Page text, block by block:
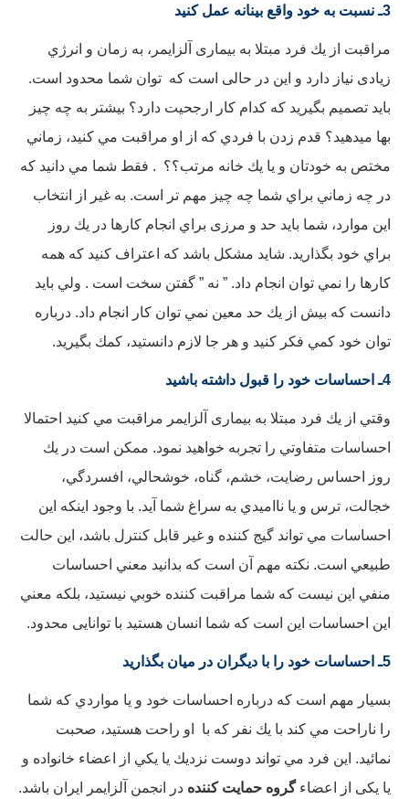
3ـ نسبت به خود واقع بينانه عمل كنيد
مراقبت از يك فرد مبتلا به بیماری آلزایمر، به زمان و انرژي
زیادی نیاز دارد و این در حالی است که توان شما محدود است.
بايد تصميم بگيريد كه كدام كار ارجحيت دارد؟ بيشتر به چه چيز
بها ميدهيد؟ قدم زدن با فردي كه از او مراقبت مي كنيد، زماني
مختص به خودتان و يا يك خانه مرتب؟؟ . فقط شما مي دانيد كه
در چه زماني براي شما چه چيز مهم تر است. به غير از انتخاب
اين موارد، شما بايد حد و مرزی براي انجام كارها در يك روز
براي خود بگذاريد. شايد مشكل باشد كه اعتراف كنيد كه همه
كارها را نمي توان انجام داد. ” نه ” گفتن سخت است . ولي بايد
دانست كه بيش از يك حد معین نمي توان كار انجام داد. درباره
توان خود كمي فكر كنيد و هر جا لازم دانستيد، كمك بگيريد.
4ـ احساسات خود را قبول داشته باشيد
وقتي از يك فرد مبتلا به بیماری آلزایمر مراقبت مي كنيد احتمالا
احساسات متفاوتي را تجربه خواهید نمود. ممکن است در يك
روز احساس رضايت، خشم، گناه، خوشحالي، افسردگي،‌
خجالت، ترس و يا نااميدي به سراغ شما آید. با وجود اینکه اين
احساسات مي تواند گيج كننده و غير قابل كنترل باشد، این حالت
طبيعي است. نکته مهم آن است که بدانید معني احساسات
منفي اين نيست كه شما مراقبت كننده خوبي نيستيد، بلکه معني
اين احساسات اين است كه شما انسان هستيد با توانایی محدود.
5ـ احساسات خود را با ديگران در ميان بگذاريد
بسيار مهم است كه درباره احساسات خود و يا مواردي كه شما
را ناراحت مي كند با يك نفر كه با او راحت هستيد، صحبت
نمائيد. اين فرد مي تواند دوست نزديك يا يكي از اعضاء خانواده و
يا یکی از اعضاءگروه حمايت كننده در انجمن آلزايمر ایران باشد.